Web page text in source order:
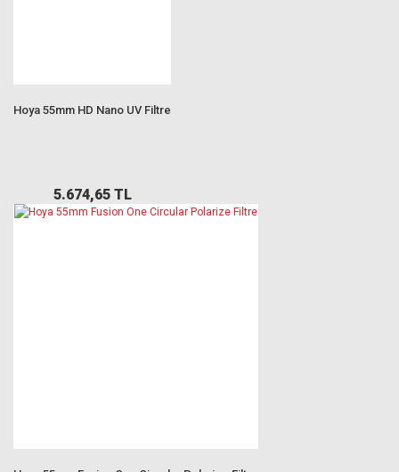
Hoya 55mm HD Nano UV Filtre
5.674,65 TL